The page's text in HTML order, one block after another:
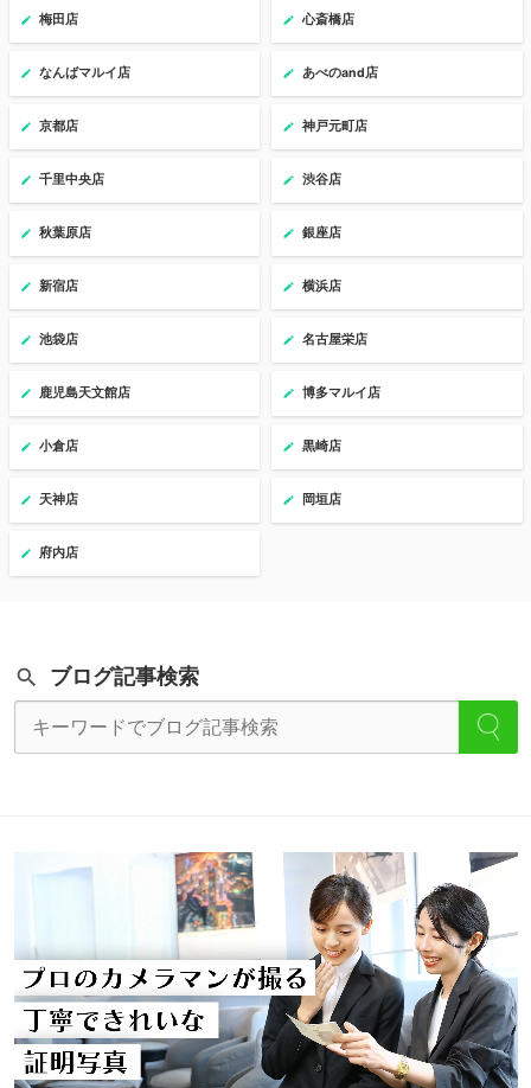
梅田店 心斎橋店
なんばマルイ店 あべのand店
京都店 神戸元町店
千里中央店 渋谷店
秋葉原店 銀座店
新宿店 横浜店
池袋店 名古屋栄店
鹿児島天文館店 博多マルイ店
小倉店 黒崎店
天神店 岡垣店
府内店
ブログ記事検索